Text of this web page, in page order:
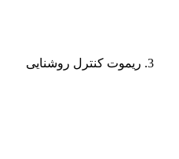
ریموت کنترل روشنایی